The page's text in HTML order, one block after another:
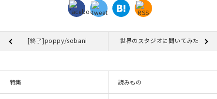
[終了]poppy/sobani 世界のスタジオに聞いてみた
特集 読みもの